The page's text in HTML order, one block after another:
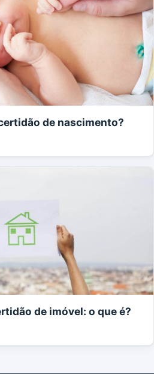
de nascimento?
de imóvel: o que é?